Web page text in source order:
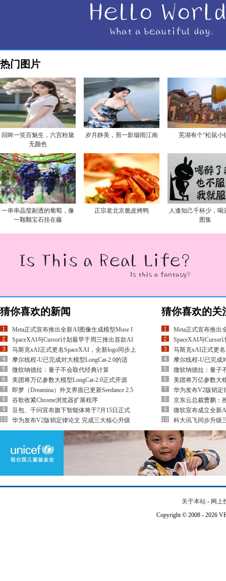
热门图片
回眸一笑百魅生，六宫粉黛
无颜色
岁月静美，剪一影烟雨江南 芜湖有个“松鼠小
一串串晶莹剔透的葡萄，像
一颗颗宝石挂在藤
正宗老北京脆皮烤鸭
人逢知己千杯少，喝
图集
猜你喜欢的新闻
Meta正式宣布推出全新AI图像生成模型Muse I
SpaceXAI与Cursor计划最早于周三推出首款AI
马斯克xAI正式更名SpaceXAI，全新logo同步上
摩尔线程-U已完成对大模型LongCat-2.0的适
微软纳德拉：量子不会取代经典计算
美团将万亿参数大模型LongCat-2.0正式开源
即梦（Dreamina）外文界面已更新Seedance 2.5
谷歌收紧Chrome浏览器扩展程序
豆包、千问宣布旗下智能体将于7月15日正式
华为发布V2版韬定律论文 完成三大核心升级
猜你喜欢的关
Meta正式宣布推出
SpaceXAI与Cursor
马斯克xAI正式更
摩尔线程-U已完成
微软纳德拉：量子
美团将万亿参数大
华为发布V2版韬定
京东云总裁曹鹏：
微软宣布成立全新
科大讯飞同步升级
关于本站 - 网上
Copyright © 2008 - 2026